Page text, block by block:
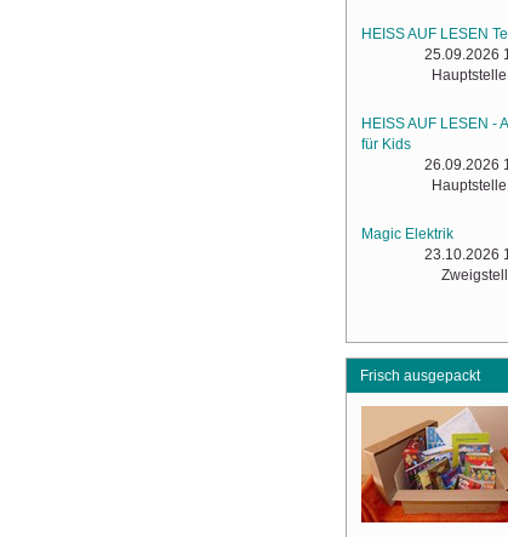
HEISS AUF LESEN
25.09.2026
HEISS AUF LESEN -
für Kids
26.09.2026
Magic Elektrik
23.10.2026
Frisch ausgepackt